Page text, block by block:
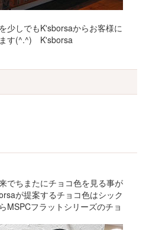
少しでもK'sborsaからお客様に
す(^.^) K'sborsa
でちまたにチョコ色を見る事が
が提案するチョコ色はシック
MSPCフラットシリーズのチョ